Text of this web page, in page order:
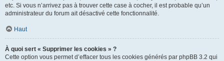
etc. Si vous n’arrivez pas à trouver cette case à cocher, il est probable qu’un
administrateur du forum ait désactivé cette fonctionnalité.
Haut
À quoi sert « Supprimer les cookies » ?
Cette option vous permet d’effacer tous les cookies générés par phpBB 3.2 qui